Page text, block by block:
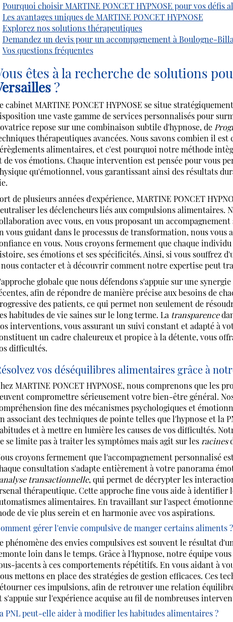
Pourquoi choisir MARTINE PONCET HYPNOSE pour vos défis
Les avantages uniques de MARTINE PONCET HYPNOSE
Explorez nos solutions thérapeutiques
Demandez un devis pour un accompagnement à Boulogne-
Vos questions fréquentes
êtes à la recherche de solutions
?
cabinet MARTINE PONCET HYPNOSE se situe
une vaste gamme de services personnalisés pour
repose sur une combinaison subtile d'hypnose, de
thérapeutiques avancées. Nous savons combien il
alimentaires, et c'est pourquoi notre méthode
de vos émotions. Chaque intervention est pensée pour vous
qu'émotionnel, vous garantissant ainsi des résultats
de plusieurs années d'expérience, MARTINE PONCET
les déclencheurs liés aux compulsions alimentaires.
avec vous, en vous proposant un
vous guidant dans le processus de transformation, nous
en vous. Nous croyons fermement que chaque
ses émotions et ses spécificités. Ainsi, si vous souffrez
contacter et à découvrir comment notre expertise peut
globale que nous défendons s'appuie sur une
afin de répondre de manière précise aux besoins de
des patients, ce qui permet non seulement de
habitudes de vie saines sur le long terme. La transparence
interventions, vous assurant un suivi constant et adapté à
un cadre chaleureux et propice à la détente, vous
difficultés.
vos déséquilibres alimentaires grâce à
MARTINE PONCET HYPNOSE, nous comprenons que les
compromettre sérieusement votre bien-être général.
fine des mécanismes psychologiques et
associant des techniques de pointe telles que l'hypnose et la
et à mettre en lumière les causes de vos difficultés.
se limite pas à traiter les symptômes mais agit sur les racines
croyons fermement que l'accompagnement personnalisé
consultation s'adapte entièrement à votre panorama
transactionnelle, qui permet de décrypter les
thérapeutique. Cette approche fine vous aide à
alimentaires. En travaillant sur l'aspect
de vie plus serein et en harmonie avec vos aspirations.
gérer l'envie compulsive de manger certains aliments ?
phénomène des envies compulsives est souvent le résultat
loin dans le temps. Grâce à l'hypnose, notre équipe
jacents à ces comportements répétitifs. En vous aidant à
mettons en place des stratégies de gestion efficaces. Ces
ces impulsions, afin de retrouver une relation
s'appuie sur l'expérience acquise au fil de nombreuses
PNL peut-elle aider à modifier les habitudes alimentaires ?